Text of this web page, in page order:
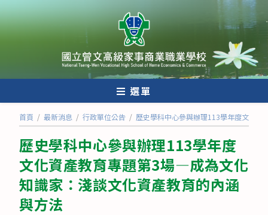
跳
轉
至
內
選單
首頁 / 最新消息 / 行政單位公告 / 歷史學科中心參與辦理113學年度文化
歷史學科中心參與辦理113學年度
文化資產教育專題第3場—成為文化
知識家：淺談文化資產教育的內涵
與方法